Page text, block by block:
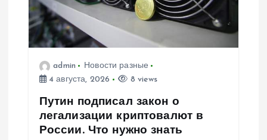
admin
Новости разные
4 августа, 2026
8 views
Путин подписал закон о
легализации криптовалют в
России. Что нужно знать